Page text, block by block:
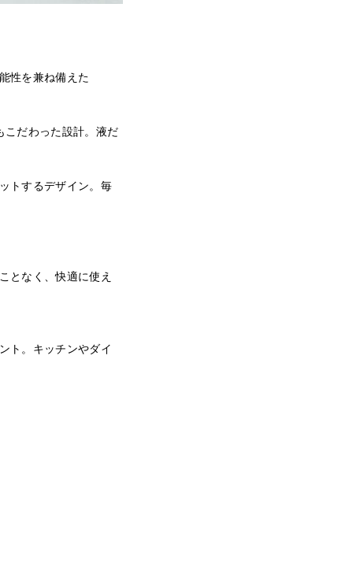
性を兼ね備えた
こだわった設計。液だ
トするデザイン。毎
となく、快適に使え
ト。キッチンやダイ